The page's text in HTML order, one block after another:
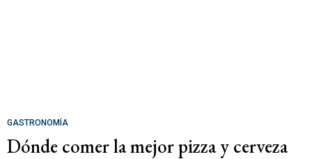
GASTRONOMÍA
Dónde comer la mejor pizza y cerveza